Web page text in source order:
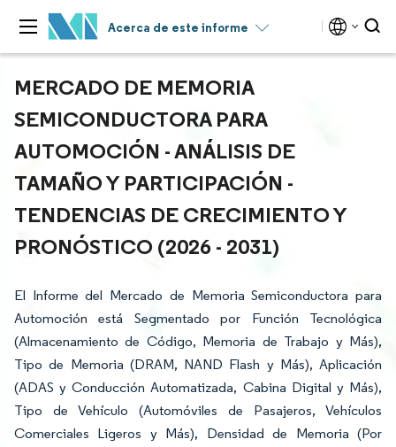
Acerca de este informe
MERCADO DE MEMORIA
SEMICONDUCTORA PARA
AUTOMOCIÓN - ANÁLISIS DE
TAMAÑO Y PARTICIPACIÓN -
TENDENCIAS DE CRECIMIENTO Y
PRONÓSTICO (2026 - 2031)
El Informe del Mercado de Memoria Semiconductora para
Automoción está Segmentado por Función Tecnológica
(Almacenamiento de Código, Memoria de Trabajo y Más),
Tipo de Memoria (DRAM, NAND Flash y Más), Aplicación
(ADAS y Conducción Automatizada, Cabina Digital y Más),
Tipo de Vehículo (Automóviles de Pasajeros, Vehículos
Comerciales Ligeros y Más), Densidad de Memoria (Por